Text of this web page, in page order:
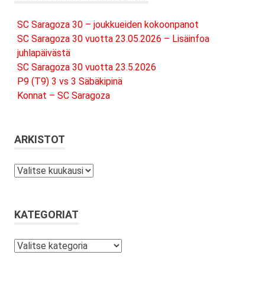
SC Saragoza 30 – joukkueiden kokoonpanot
SC Saragoza 30 vuotta 23.05.2026 – Lisäinfoa
juhlapäivästä
SC Saragoza 30 vuotta 23.5.2026
P9 (T9) 3 vs 3 Säbäkipinä
Konnat – SC Saragoza
ARKISTOT
Arkistot
KATEGORIAT
Kategoriat